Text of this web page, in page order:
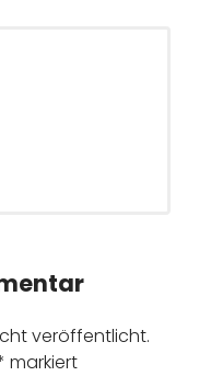
veröffentlicht.
markiert